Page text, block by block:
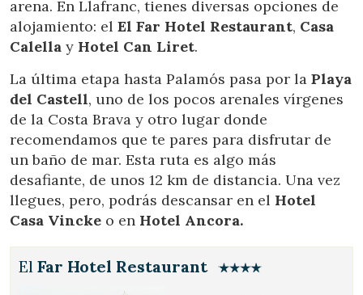
arena. En Llafranc, tienes diversas opciones de
alojamiento: el El Far Hotel Restaurant, Casa
Calella y Hotel Can Liret.
La última etapa hasta Palamós pasa por la Playa
del Castell, uno de los pocos arenales vírgenes
de la Costa Brava y otro lugar donde
recomendamos que te pares para disfrutar de
un baño de mar. Esta ruta es algo más
desafiante, de unos 12 km de distancia. Una vez
llegues, pero, podrás descansar en el Hotel
Casa Vincke o en Hotel Ancora.
El Far Hotel Restaurant